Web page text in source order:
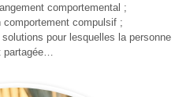
comportemental ;
comportement compulsif ;
pour lesquelles la personne
partagée…